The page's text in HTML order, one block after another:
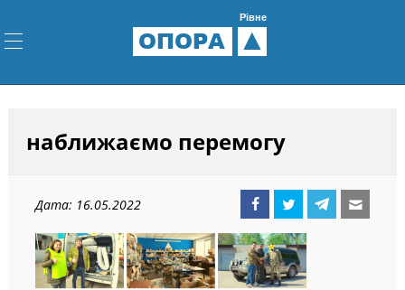
ОПОРА
Рівне
наближаємо перемогу
Дата: 16.05.2022